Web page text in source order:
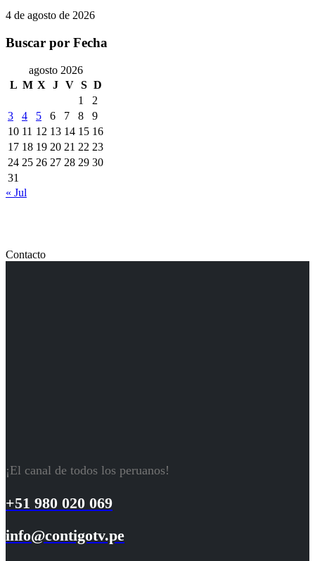
4 de agosto de 2026
Buscar por Fecha
agosto 2026
L M X J V S D
1
2
3
4 5 6 7 8
9
10 11 12 13 14 15 16
17 18 19 20 21 22 23
24 25 26 27 28 29 30
31
« Jul
Contacto
¡El canal de todos los peruanos!
+51 980 020 069
info@contigotv.pe